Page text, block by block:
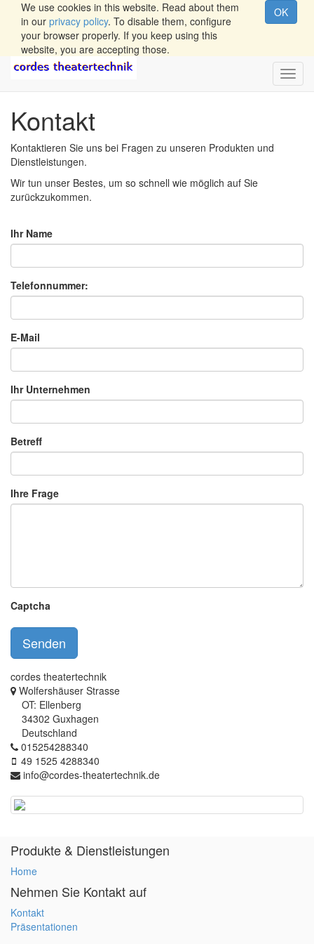
We use cookies in this website. Read about them
in our privacy policy. To disable them, configure
your browser properly. If you keep using this
website, you are accepting those.
OK
Kontakt
Kontaktieren Sie uns bei Fragen zu unseren Produkten und
Dienstleistungen.
Wir tun unser Bestes, um so schnell wie möglich auf Sie
zurückzukommen.
Ihr Name
Telefonnummer:
E-Mail
Ihr Unternehmen
Betreff
Ihre Frage
Captcha
Senden
cordes theatertechnik
Wolfershäuser Strasse
OT: Ellenberg
34302 Guxhagen
Deutschland
015254288340
49 1525 4288340
info@cordes-theatertechnik.de
Produkte & Dienstleistungen
Home
Nehmen Sie Kontakt auf
Kontakt
Präsentationen